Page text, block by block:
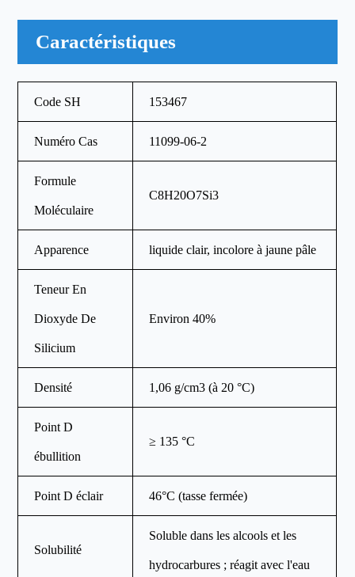
Caractéristiques
Code SH 153467
Numéro Cas 11099-06-2
Formule
Moléculaire
C8H20O7Si3
Apparence liquide clair, incolore à jaune pâle
Teneur En
Dioxyde De
Silicium
Environ 40%
Densité 1,06 g/cm3 (à 20 °C)
Point D
ébullition
≥ 135 °C
Point D éclair 46°C (tasse fermée)
Solubilité
Soluble dans les alcools et les
hydrocarbures ; réagit avec l'eau